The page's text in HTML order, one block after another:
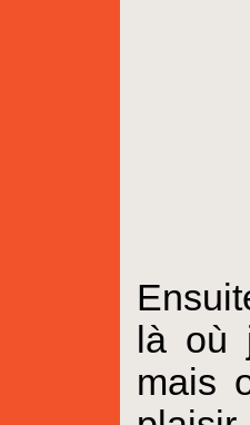
là où
mais